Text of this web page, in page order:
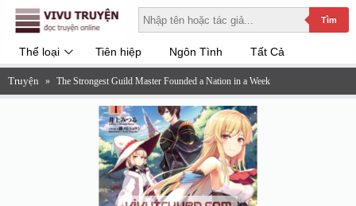
Tìm
Thể loại Tiên hiệp Ngôn Tình Tất Cả
Truyện » The Strongest Guild Master Founded a Nation in a Week